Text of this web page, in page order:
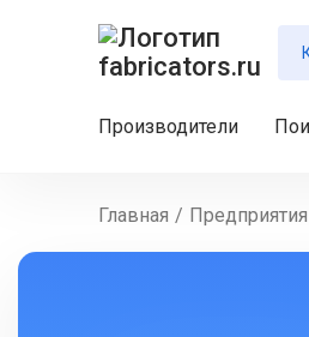
Производители
Главная / Предприятия